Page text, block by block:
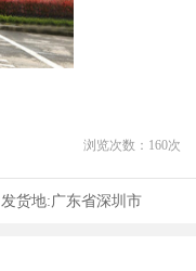
浏览次数： 160次
发货地:广东省深圳市